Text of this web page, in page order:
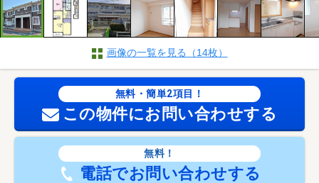
画像の一覧を見る（14枚）
無料・簡単2項目！
この物件にお問い合わせする
無料！
電話でお問い合わせする